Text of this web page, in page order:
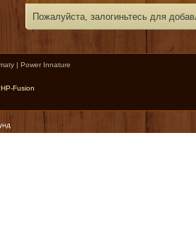
Пожалуйста, залогиньтесь для
| Power Innature
Fusion